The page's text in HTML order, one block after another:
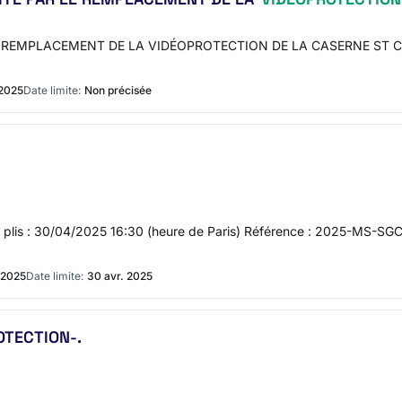
DE LA VIDÉOPROTECTION DE LA CASERNE
Date limite: Non précisée
: 30/04/2025 16:30 (heure de Paris) Référence : 2025-MS-
Date limite: 30 avr. 2025
.